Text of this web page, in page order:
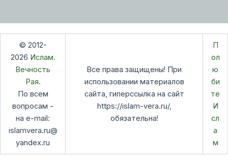
© 2012-
2026 Ислам.
Вечность
Рая.
По всем
вопросам -
на e-mail:
islamvera.ru@
yandex.ru
Все права защищены! При
использовании материалов
сайта, гиперссылка на сайт
https://islam-vera.ru/,
обязательна!
П
ол
ю
би
те
И
сл
а
м